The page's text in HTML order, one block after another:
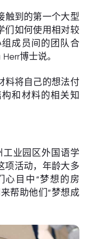
触到的第一个大型
们如何使用相对较
成员间的团队合
博士说。
料将自己的想法付
和材料的相关知
工业园区外国语学
项活动，年龄大多
心目中“梦想的房
帮助他们“梦想成